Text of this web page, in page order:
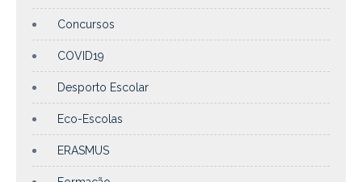
Concursos
COVID19
Desporto Escolar
Eco-Escolas
ERASMUS